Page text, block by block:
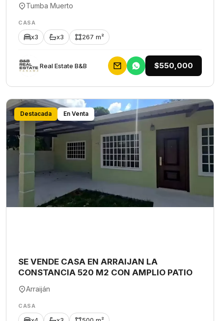
Tumba Muerto
CASA
x3 x3 267 m²
Rеаl Еstаtе В&В $550,000
Destacada En Venta
SE VENDE CASA EN ARRAIJAN LA
CONSTANCIA 520 M2 CON AMPLIO PATIO
Arraiján
CASA